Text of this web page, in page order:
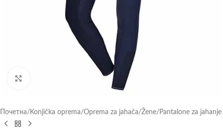
Почетна/ Konjička oprema/Oprema za jahača/Žene/ Pantalone za jahanje